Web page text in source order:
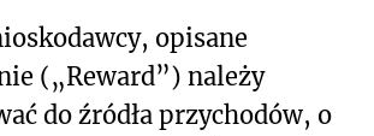
opisane
(„Reward”) należy
do źródła przychodów, o